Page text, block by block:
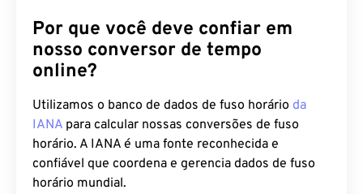
Por que você deve confiar em
nosso conversor de tempo
online?
Utilizamos o banco de dados de fuso horário da
IANA para calcular nossas conversões de fuso
horário. A IANA é uma fonte reconhecida e
confiável que coordena e gerencia dados de fuso
horário mundial.